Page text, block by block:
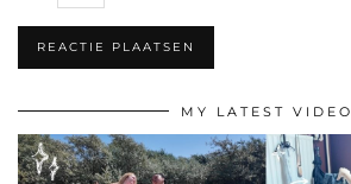
MY LATEST VIDEO